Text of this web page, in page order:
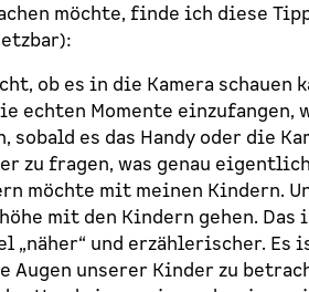
möchte, finde ich diese
ob es in die Kamera schauen
echten Momente
sobald es das Handy oder die
zu fragen, was genau
möchte mit meinen Kindern.
mit den Kindern gehen.
„näher“ und erzählerischer.
Augen unserer Kinder zu